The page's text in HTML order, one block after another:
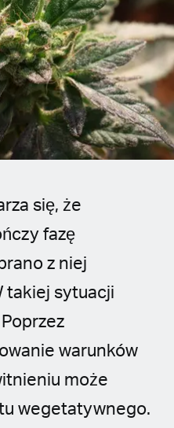
się, że
fazę
z niej
takiej sytuacji
warunków
może
wegetatywnego.